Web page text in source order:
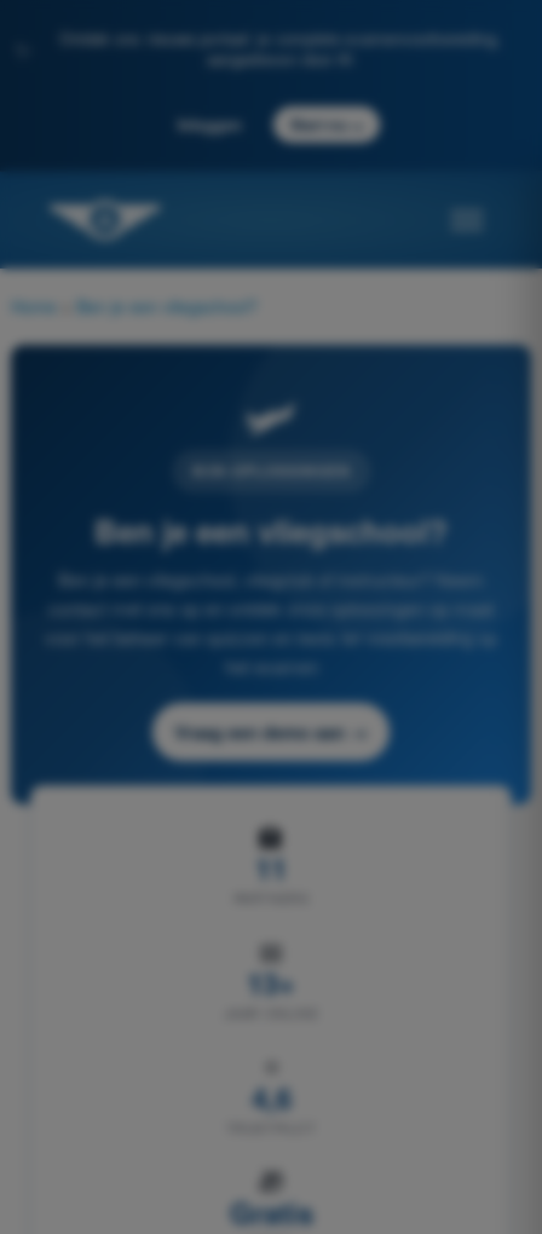
Ontdek ons nieuwe portaal: je complete examenvoorbereiding,
Inloggen Start nu
Home Ben je een vliegschool?
🛩
Ben je een vliegschool?
Ben je een vliegschool, vliegclub of instructeur? Neem
contact met ons op en ontdek onze oplossingen op maat
voor het beheer van quizzen en tests ter voorbereiding op
het examen
Vraag een demo aan →
🏫
11
📅
13+
4,6
🎁
Gratis